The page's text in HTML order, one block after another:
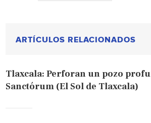
ARTÍCULOS RELACIONADOS
Tlaxcala: Perforan un pozo
Sanctórum (El Sol de Tlaxcala)